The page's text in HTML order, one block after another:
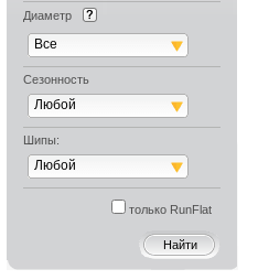
Диаметр
Все
Сезонность
Любой
Шипы:
Любой
только RunFlat